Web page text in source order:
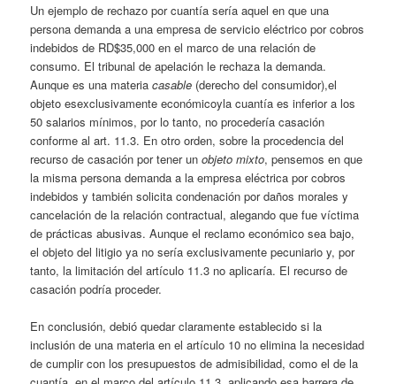
Un ejemplo de rechazo por cuantía sería aquel en que una
persona demanda a una empresa de servicio eléctrico por cobros
indebidos de RD$35,000 en el marco de una relación de
consumo. El tribunal de apelación le rechaza la demanda.
Aunque es una materiacasable (derecho del consumidor),el
objeto esexclusivamente económicoyla cuantía es inferior a los
50 salarios mínimos, por lo tanto, no procedería casación
conforme al art. 11.3. En otro orden, sobre la procedencia del
recurso de casación por tener unobjeto mixto, pensemos en que
la misma persona demanda a la empresa eléctrica por cobros
indebidos y también solicita condenación por daños morales y
cancelación de la relación contractual, alegando que fue víctima
de prácticas abusivas. Aunque el reclamo económico sea bajo,
el objeto del litigio ya no sería exclusivamente pecuniario y, por
tanto, la limitación del artículo 11.3 no aplicaría. El recurso de
casación podría proceder.
En conclusión, debió quedar claramente establecido si la
inclusión de una materia en el artículo 10 no elimina la necesidad
de cumplir con los presupuestos de admisibilidad, como el de la